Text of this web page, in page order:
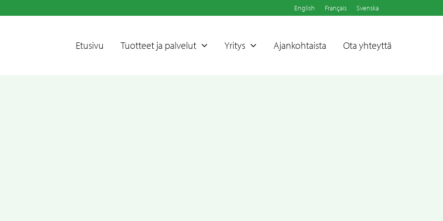
English Français Svenska
Etusivu Tuotteet ja palvelut Yritys Ajankohtaista Ota yhteyttä